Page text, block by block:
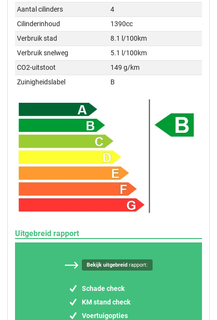
Aantal cilinders
4
Cilinderinhoud
1390cc
Verbruik stad
8.1 l/100km
Verbruik snelweg
5.1 l/100km
CO2-uitstoot
149 g/km
Zuinigheidslabel
B
Uitgebreid rapport
Bekijk uitgebreidrapport:
Schade check
KM stand check
Voertuigopties